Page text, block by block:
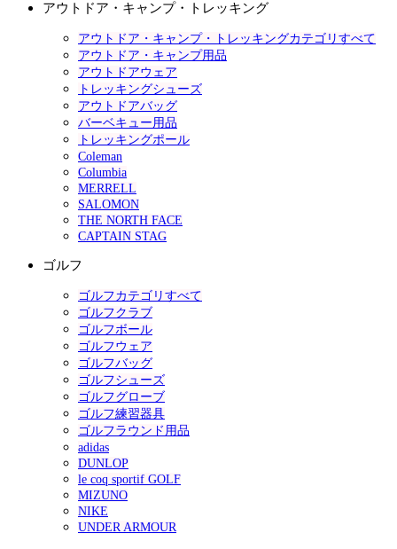
アウトドア・キャンプ・トレッキング
アウトドア・キャンプ・トレッキングカテゴリすべて
アウトドア・キャンプ用品
アウトドアウェア
トレッキングシューズ
アウトドアバッグ
バーベキュー用品
トレッキングポール
Coleman
Columbia
MERRELL
SALOMON
THE NORTH FACE
CAPTAIN STAG
ゴルフ
ゴルフカテゴリすべて
ゴルフクラブ
ゴルフボール
ゴルフウェア
ゴルフバッグ
ゴルフシューズ
ゴルフグローブ
ゴルフ練習器具
ゴルフラウンド用品
adidas
DUNLOP
le coq sportif GOLF
MIZUNO
NIKE
UNDER ARMOUR